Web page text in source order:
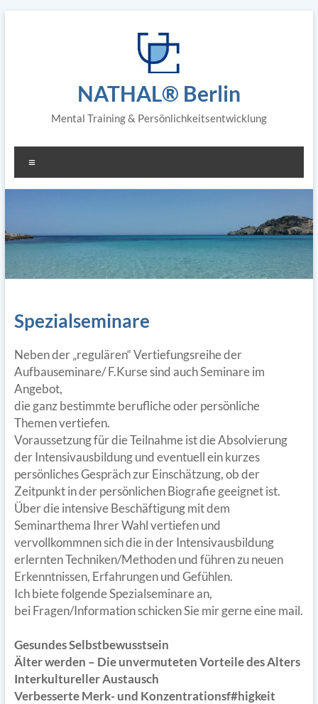
NATHAL® Berlin
Mental Training & Persönlichkeitsentwicklung
Spezialseminare
Neben der „regulären“ Vertiefungsreihe der
Aufbauseminare/ F.Kurse sind auch Seminare im
Angebot,
die ganz bestimmte berufliche oder persönliche
Themen vertiefen.
Voraussetzung für die Teilnahme ist die Absolvierung
der Intensivausbildung und eventuell ein kurzes
persönliches Gespräch zur Einschätzung, ob der
Zeitpunkt in der persönlichen Biografie geeignet ist.
Über die intensive Beschäftigung mit dem
Seminarthema Ihrer Wahl vertiefen und
vervollkommnen sich die in der Intensivausbildung
erlernten Techniken/Methoden und führen zu neuen
Erkenntnissen, Erfahrungen und Gefühlen.
Ich biete folgende Spezialseminare an,
bei Fragen/Information schicken Sie mir gerne eine mail.
Gesundes Selbstbewusstsein
Älter werden – Die unvermuteten Vorteile des Alters
Interkultureller Austausch
Verbesserte Merk- und Konzentrationsf#higkeit